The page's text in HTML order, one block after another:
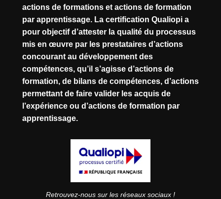
actions de formations et actions de formation
par apprentissage. La certification Qualiopi a
pour objectif d’attester la qualité du processus
mis en œuvre par les prestataires d’actions
concourant au développement des
compétences, qu’il s’agisse d’actions de
formation, de bilans de compétences, d’actions
permettant de faire valider les acquis de
l’expérience ou d’actions de formation par
apprentissage.
Retrouvez-nous sur les réseaux sociaux !